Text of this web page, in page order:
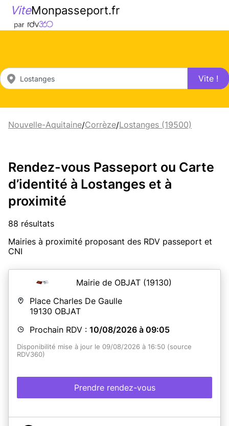
ViteMonpasseport.fr
Vite !
Nouvelle-Aquitaine/Corrèze/Lostanges (19500)
Rendez-vous Passeport ou Carte
d’identité à Lostanges et à
proximité
88 résultats
Mairies à proximité proposant des RDV passeport et
CNI
Mairie de OBJAT (19130)
Place Charles De Gaulle
19130 OBJAT
Prochain RDV : 10/08/2026 à 09:05
Disponibilité mise à jour le 09/08/2026 à 16:50 (source
RDV360)
Prendre rendez-vous